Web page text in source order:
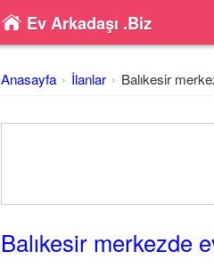
Ev Arkadaşı .Biz
Anasayfa İlanlar Balıkesir
Balıkesir merkezde